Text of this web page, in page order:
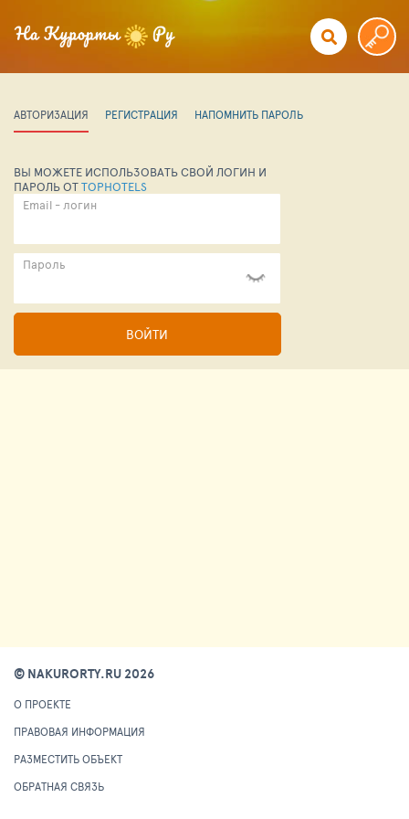
АВТОРИЗАЦИЯ РЕГИСТРАЦИЯ НАПОМНИТЬ ПАРОЛЬ
ВЫ МОЖЕТЕ ИСПОЛЬЗОВАТЬ СВОЙ ЛОГИН И
ПАРОЛЬ ОТTOPHOTELS
Email - логин
Пароль
ВОЙТИ
© NAKURORTY.RU 2026
О ПРОЕКТЕ
ПРАВОВАЯ ИНФОРМАЦИЯ
РАЗМЕСТИТЬ ОБЪЕКТ
ОБРАТНАЯ СВЯЗЬ